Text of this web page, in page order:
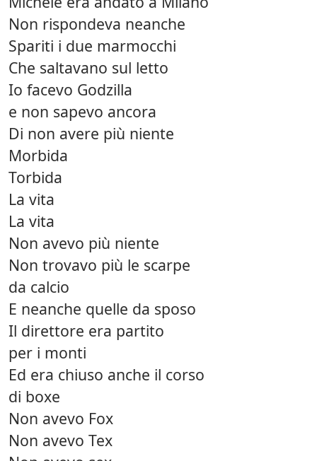
Non rispondeva neanche
Spariti i due marmocchi
Che saltavano sul letto
Io facevo Godzilla
e non sapevo ancora
Di non avere più niente
Morbida
Torbida
La vita
La vita
Non avevo più niente
Non trovavo più le scarpe
da calcio
E neanche quelle da sposo
Il direttore era partito
per i monti
Ed era chiuso anche il corso
di boxe
Non avevo Fox
Non avevo Tex